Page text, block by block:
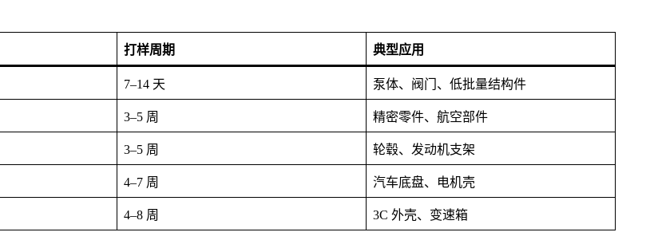
打样周期 典型应用
7–14 天 泵体、阀门、低批量结构件
3–5 周 精密零件、航空部件
3–5 周 轮毂、发动机支架
4–7 周 汽车底盘、电机壳
4–8 周 3C 外壳、变速箱